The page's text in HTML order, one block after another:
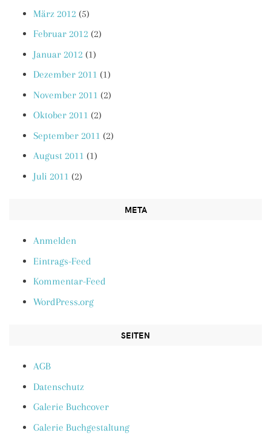
März 2012 (5)
Februar 2012 (2)
Januar 2012 (1)
Dezember 2011 (1)
November 2011 (2)
Oktober 2011 (2)
September 2011 (2)
August 2011 (1)
Juli 2011 (2)
META
Anmelden
Eintrags-Feed
Kommentar-Feed
WordPress.org
SEITEN
AGB
Datenschutz
Galerie Buchcover
Galerie Buchgestaltung